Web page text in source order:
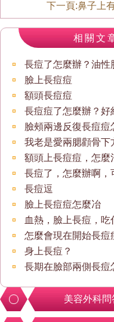
下一頁:鼻子上
相關文
長痘了怎麼辦？油性
臉上長痘痘
額頭長痘痘
長痘痘了怎麼辦？好
臉頰兩邊反復長痘痘
我老是愛兩腮顴骨下
額頭上長痘痘，怎麼
長痘了，怎麼辦啊，
長痘逗
臉上長痘痘怎麼冶
血熱，臉上長痘，吃
怎麼會現在開始長痘
身上長痘？
長期在臉部兩側長痘
美容外科問